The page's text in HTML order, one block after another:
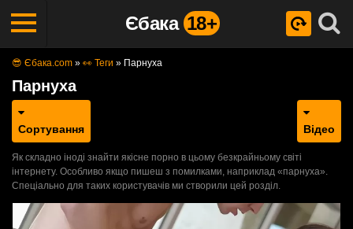
Єбака 18+
😎 Єбака.com » 👀 Теги » Парнуха
Парнуха
Сортування Відео
Як складно іноді знайти якісне порно в цьому безкрайньому світі
інтернету. Особливо якщо пишеш з помилками, наприклад «парнуха».
Спеціально для таких користувачів ми створили цей розділ.